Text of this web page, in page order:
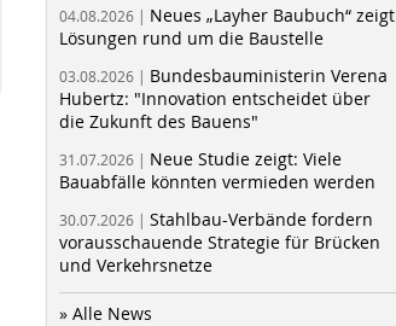
04.08.2026 | Neues „Layher Baubuch“ zeigt
Lösungen rund um die Baustelle
03.08.2026 | Bundesbauministerin Verena
Hubertz: "Innovation entscheidet über
die Zukunft des Bauens"
31.07.2026 | Neue Studie zeigt: Viele
Bauabfälle könnten vermieden werden
30.07.2026 | Stahlbau-Verbände fordern
vorausschauende Strategie für Brücken
und Verkehrsnetze
» Alle News